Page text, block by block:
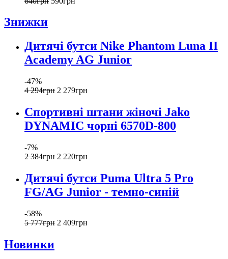
Знижки
Дитячі бутси Nike Phantom Luna II
Academy AG Junior
-47%
4 294грн 2 279грн
Спортивні штани жіночі Jako
DYNAMIC чорні 6570D-800
-7%
2 384грн 2 220грн
Дитячі бутси Puma Ultra 5 Pro
FG/AG Junior - темно-синій
-58%
5 777грн 2 409грн
Новинки